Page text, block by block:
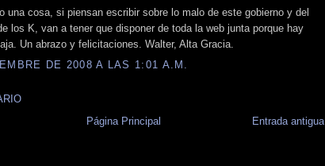
una cosa, si piensan escribir sobre lo malo de este gobierno y del
los K, van a tener que disponer de toda la web junta porque hay
Un abrazo y felicitaciones. Walter, Alta Gracia.
DE 2008 A LAS 1:01 A.M.
Entrada antigua
Página Principal